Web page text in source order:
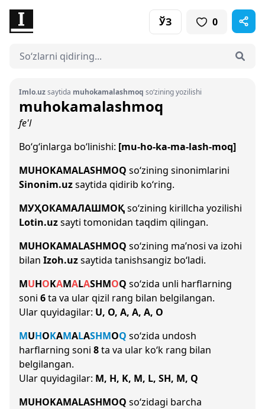
ЎЗ 0
Imlo.uzsaytida muhokamalashmoq so‘zining yozilishi
muhokamalashmoq
fe'l
Bo‘g‘inlarga bo‘linishi: [mu-ho-ka-ma-lash-moq]
MUHOKAMALASHMOQ so‘zining sinonimlarini
Sinonim.uzsaytida qidirib ko‘ring.
МУҲОКАМАЛАШМОҚso‘zining kirillcha yozilishi
Lotin.uzsayti tomonidan taqdim qilingan.
MUHOKAMALASHMOQ so‘zining ma’nosi va izohi
bilan Izoh.uzsaytida tanishsangiz bo‘ladi.
MUHOKAMALASHMOQ so‘zida unli harflarning
soni 6ta va ular qizil rang bilan belgilangan.
Ular quyidagilar: U, O, A, A, A, O
MUHOKAMALASHMOQ so‘zida undosh
harflarning soni 8ta va ular ko‘k rang bilan
belgilangan.
Ular quyidagilar: M, H, K, M, L, SH, M, Q
MUHOKAMALASHMOQ so‘zidagi barcha